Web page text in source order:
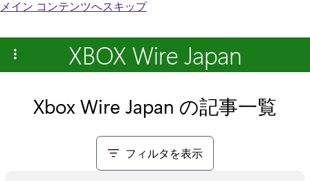
メイン コンテンツへスキップ
XBOX Wire Japan
Xbox Wire Japan の記事一覧
フィルタを表示